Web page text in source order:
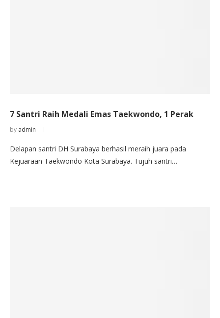
7 Santri Raih Medali Emas Taekwondo, 1 Perak
by admin
Delapan santri DH Surabaya berhasil meraih juara pada
Kejuaraan Taekwondo Kota Surabaya. Tujuh santri…